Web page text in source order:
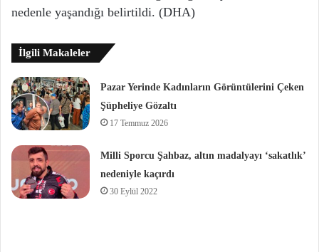
nedenle yaşandığı belirtildi. (DHA)
İlgili Makaleler
Pazar Yerinde Kadınların Görüntülerini Çeken
Şüpheliye Gözaltı
17 Temmuz 2026
Milli Sporcu Şahbaz, altın madalyayı ‘sakatlık’
nedeniyle kaçırdı
30 Eylül 2022